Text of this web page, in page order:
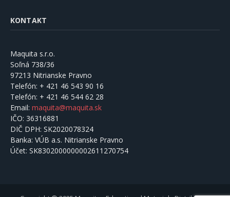
KONTAKT
Maquita s.r.o.
Soľná 738/36
97213 Nitrianske Pravno
Telefón: + 421 46 543 90 16
Telefón: + 421 46 544 62 28
Email: maquita@maquita.sk
IČO: 36316881
DIČ DPH: SK2020078324
Banka: VÚB a.s. Nitrianske Pravno
Účet: SK8302000000002611270754